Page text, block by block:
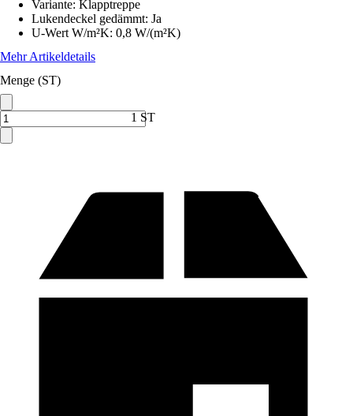
Variante: Klapptreppe
Lukendeckel gedämmt: Ja
U-Wert W/m²K: 0,8 W/(m²K)
Mehr Artikeldetails
Menge (ST)
1 ST